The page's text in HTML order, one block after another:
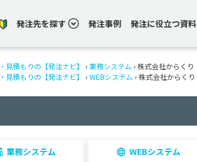
発注先を探す 発注事例 発注に役立つ資料
積もりの【発注ナビ】 › 業務システム › 株式会社からくり
積もりの【発注ナビ】
› WEBシステム › 株式会社からくり
業務システム WEBシステム